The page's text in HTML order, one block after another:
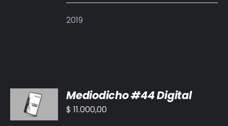
2019
AL
CARRITO
/
Mediodicho #44 Digital
$ 11.000,00